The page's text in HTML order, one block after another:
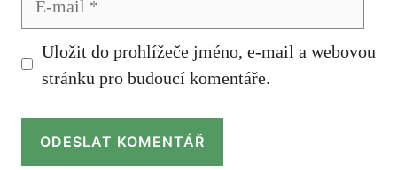
Uložit do prohlížeče jméno, e-mail a webovou
stránku pro budoucí komentáře.